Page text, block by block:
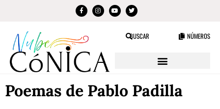
BUSCAR NÚMEROS
Poemas de Pablo Padilla